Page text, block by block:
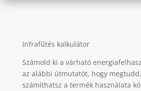
Infrafűtés kalkulátor
Számold ki a várható
az alábbi útmutatót, hogy
számíthatsz a termék használata